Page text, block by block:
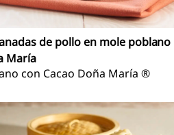
de pollo en mole poblano
María
con Cacao Doña María ®